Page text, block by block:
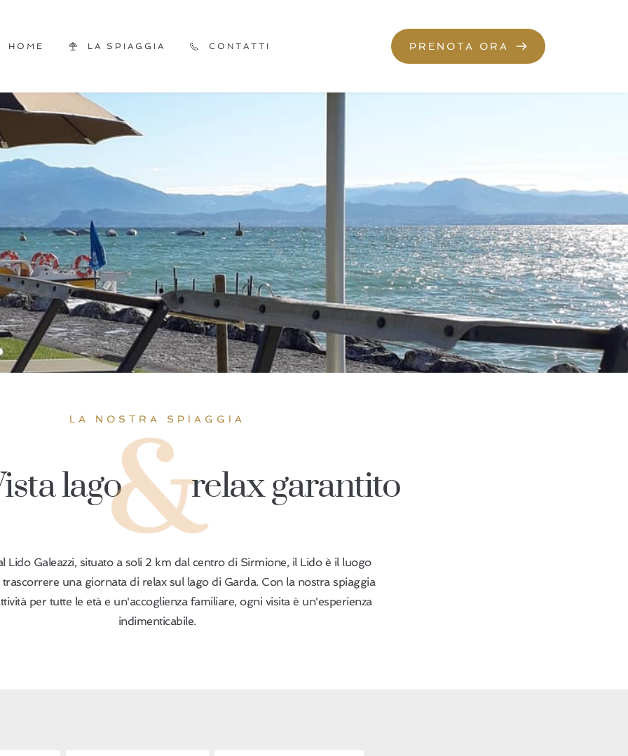
HOME LA SPIAGGIA CONTATTI PRENOTA ORA
LA NOSTRA SPIAGGIA
lago relax garantito
Lido Galeazzi, situato a soli 2 km dal centro di Sirmione, il Lido è il luogo
una giornata di relax sul lago di Garda. Con la nostra spiaggia
per tutte le età e un'accoglienza familiare, ogni visita è un'esperienza
indimenticabile.